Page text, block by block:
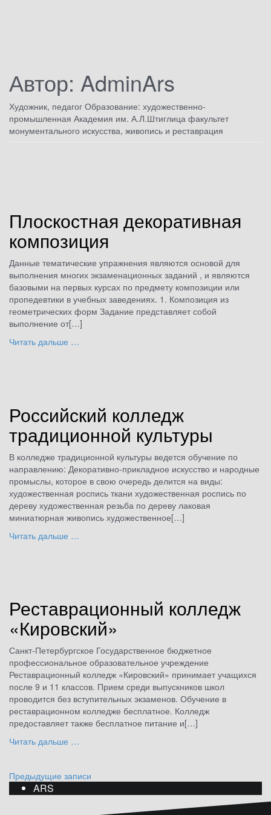
Автор: AdminArs
Художник, педагог Образование: художественно-
промышленная Академия им. А.Л.Штиглица факультет
монументального искусства, живопись и реставрация
Плоскостная декоративная
композиция
Данные тематические упражнения являются основой для
выполнения многих экзаменационных заданий , и являются
базовыми на первых курсах по предмету композиции или
пропедевтики в учебных заведениях. 1. Композиция из
геометрических форм Задание представляет собой
выполнение от[…]
Читать дальше …
Российский колледж
традиционной культуры
В колледже традиционной культуры ведется обучение по
направлению: Декоративно-прикладное искусство и народные
промыслы, которое в свою очередь делится на виды:
художественная роспись ткани художественная роспись по
дереву художественная резьба по дереву лаковая
миниатюрная живопись художественное[…]
Читать дальше …
Реставрационный колледж
«Кировский»
Санкт-Петербургское Государственное бюджетное
профессиональное образовательное учреждение
Реставрационный колледж «Кировский» принимает учащихся
после 9 и 11 классов. Прием среди выпускников школ
проводится без вступительных экзаменов. Обучение в
реставрационном колледже бесплатное. Колледж
предоставляет также бесплатное питание и[…]
Читать дальше …
Навигация
по
Предыдущие записи
ARS